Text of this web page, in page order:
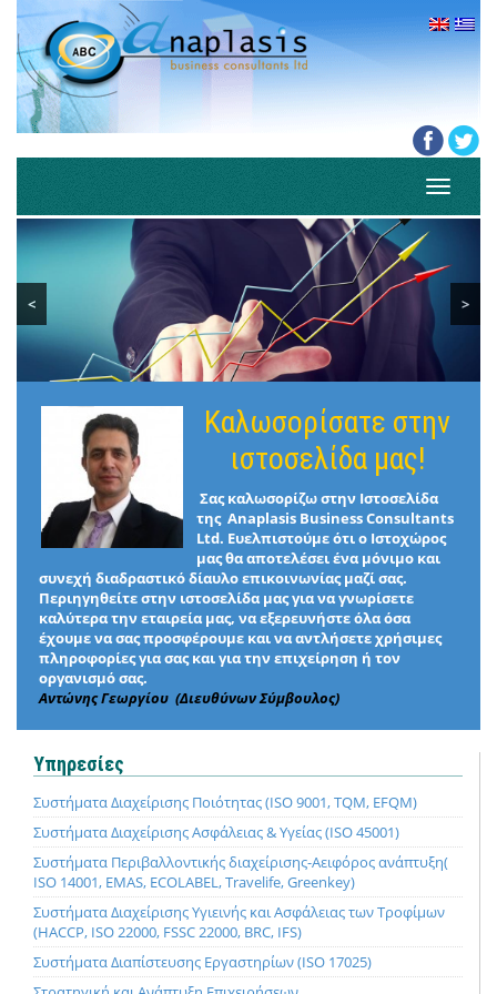
Toggle
< >
Καλωσορίσατε στην
ιστοσελίδα μας!
Σας καλωσορίζω στην Ιστοσελίδα
της Anaplasis Business Consultants
Ltd. Ευελπιστούμε ότι ο Ιστοχώρος
μας θα αποτελέσει ένα μόνιμο και
συνεχή διαδραστικό δίαυλο επικοινωνίας μαζί σας.
Περιηγηθείτε στην ιστοσελίδα μας για να γνωρίσετε
καλύτερα την εταιρεία μας, να εξερευνήστε όλα όσα
έχουμε να σας προσφέρουμε και να αντλήσετε χρήσιμες
πληροφορίες για σας και για την επιχείρηση ή τον
οργανισμό σας.
Αντώνης Γεωργίου (Διευθύνων Σύμβουλος)
Υπηρεσίες
Συστήματα Διαχείρισης Ποιότητας (ISO 9001, TQM, EFQM)
Συστήματα Διαχείρισης Ασφάλειας & Υγείας (ISO 45001)
Συστήματα Περιβαλλοντικής διαχείρισης-Αειφόρος ανάπτυξη(
ISO 14001, EMAS, ECOLABEL, Travelife, Greenkey)
Συστήματα Διαχείρισης Υγιεινής και Ασφάλειας των Τροφίμων
(HACCP, ISO 22000, FSSC 22000, BRC, IFS)
Συστήματα Διαπίστευσης Εργαστηρίων (ISO 17025)